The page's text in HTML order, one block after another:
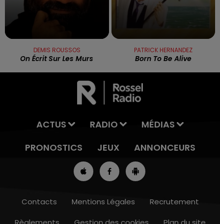
DEMIS ROUSSOS
On Écrit Sur Les Murs
PATRICK HERNANDEZ
Born To Be Alive
ACTUS RADIO
MÉDIAS
PRONOSTICS
JEUX ANNONCEURS
Contacts Mentions Légales
Recrutement